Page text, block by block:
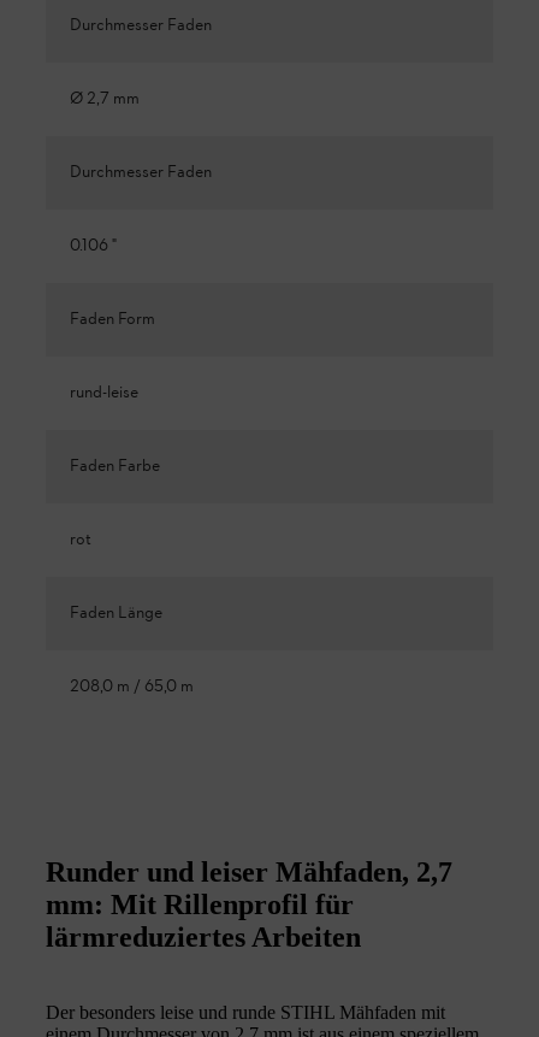
Durchmesser Faden
Ø 2,7 mm
Durchmesser Faden
0.106 "
Faden Form
rund-leise
Faden Farbe
rot
Faden Länge
208,0 m / 65,0 m
Runder und leiser Mähfaden, 2,7
mm: Mit Rillenprofil für
lärmreduziertes Arbeiten
Der besonders leise und runde STIHL Mähfaden mit